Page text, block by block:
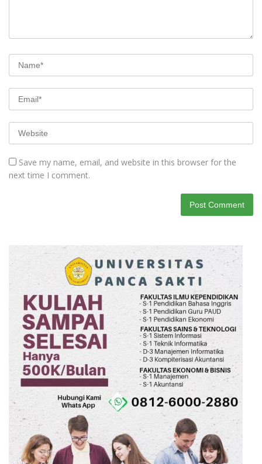
Save my name, email, and website in this browser for the
next time I comment.